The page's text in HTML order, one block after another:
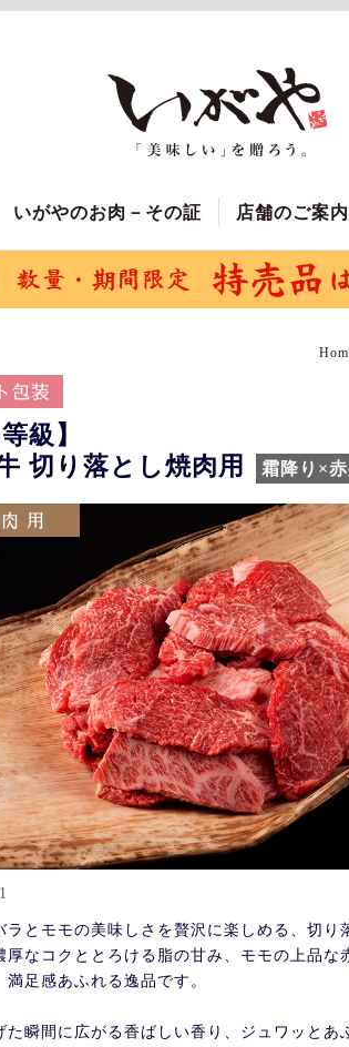
いがやのお肉－その証 店舗のご案内
級】
切り落とし焼肉用
霜降り×
ラとモモの美味しさを贅沢に楽しめる、切り
厚なコクととろける脂の甘み、モモの上品な
満足感あふれる逸品です。
た瞬間に広がる香ばしい香り、ジュワッとあ